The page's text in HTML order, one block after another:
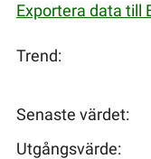
Exportera data till
Trend:
Senaste värdet:
Utgångsvärde: